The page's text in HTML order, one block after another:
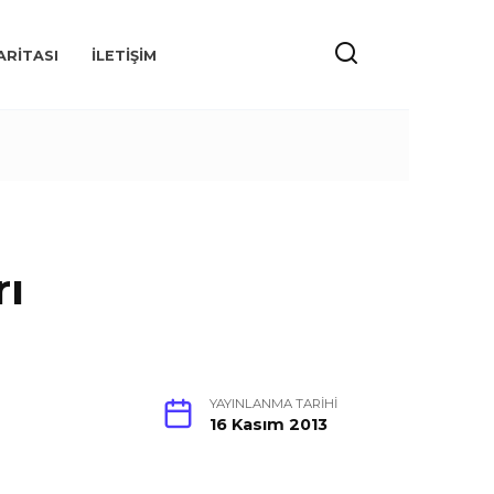
İLETIŞIM
YAYINLANMA TARIHI
16 Kasım 2013